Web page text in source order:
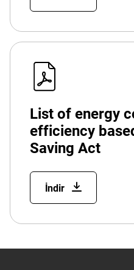
List of energy
efficiency
Saving Act
İndir